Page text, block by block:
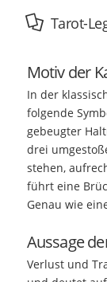
Tarot-
Motiv der
In der
folgende
gebeugter
drei
stehen,
führt eine
Genau wie
Aussage
Verlust und